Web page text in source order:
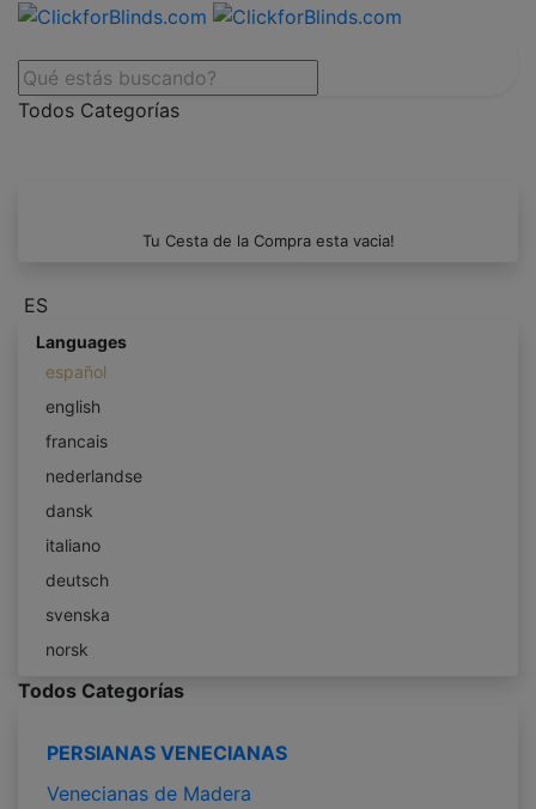
Todos Categorías
Tu Cesta de la Compra esta vacia!
ES
Languages
español
english
francais
nederlandse
dansk
italiano
deutsch
svenska
norsk
Todos Categorías
PERSIANAS VENECIANAS
Venecianas de Madera